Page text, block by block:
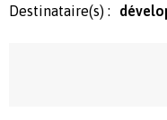
Destinataire(s) :